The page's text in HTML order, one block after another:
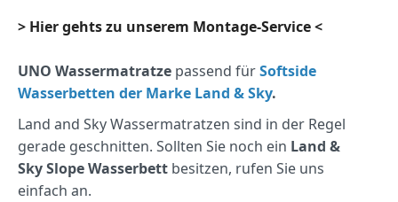
> Hier gehts zu unserem Montage-Service <
UNO Wassermatratze passend fürSoftside
Wasserbetten der Marke Land & Sky.
Land and Sky Wassermatratzen sind in der Regel
gerade geschnitten. Sollten Sie noch ein Land &
Sky Slope Wasserbett besitzen, rufen Sie uns
einfach an.